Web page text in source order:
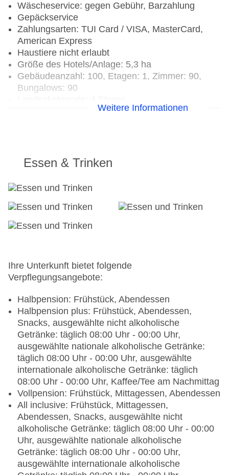
Wäscheservice: gegen Gebühr, Barzahlung
Gepäckservice
Zahlungsarten: TUI Card / VISA, MasterCard,
American Express
Haustiere nicht erlaubt
Größe des Hotels/Anlage: 5,3 ha
Gebäudeanzahl: 100, Etagen: 1, Zimmer: 90,
Bungalows: 90
Weitere Informationen
Essen & Trinken
Ihre Unterkunft bietet folgende
Verpflegungsangebote:
Halbpension: Frühstück, Abendessen
Halbpension plus: Frühstück, Abendessen,
Snacks, ausgewählte nicht alkoholische
Getränke: täglich 08:00 Uhr - 00:00 Uhr,
ausgewählte nationale alkoholische Getränke:
täglich 08:00 Uhr - 00:00 Uhr, ausgewählte
internationale alkoholische Getränke: täglich
08:00 Uhr - 00:00 Uhr, Kaffee/Tee am Nachmittag
Vollpension: Frühstück, Mittagessen, Abendessen
All inclusive: Frühstück, Mittagessen,
Abendessen, Snacks, ausgewählte nicht
alkoholische Getränke: täglich 08:00 Uhr - 00:00
Uhr, ausgewählte nationale alkoholische
Getränke: täglich 08:00 Uhr - 00:00 Uhr,
ausgewählte internationale alkoholische